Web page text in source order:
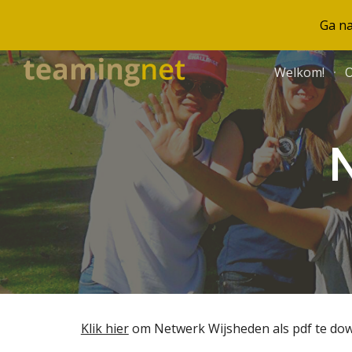
Ga
Welkom!
Klik hier om Netwerk Wijsheden als pdf te